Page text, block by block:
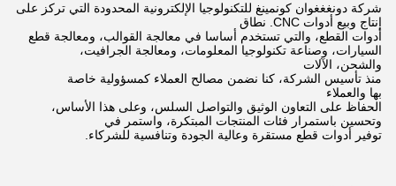
شركة دونغغغوان كونمينغ للتكنولوجيا الإلكترونية المحدودة التي تركز على
إنتاج وبيع أدوات CNC.
نطاق
أدوات القطع، والتي تستخدم أساسا في معالجة القوالب، ومعالجة قطع
السيارات، وصناعة تكنولوجيا المعلومات، ومعالجة الجرافيت،
والشحن، الآلات
منذ تأسيس الشركة، كنا نضمن مصالح العملاء كمسؤولية خاصة
بها والعملاء
الحفاظ على التعاون الوثيق والتواصل السلس، وعلى هذا الأساس،
وتحسين باستمرار فئات المنتجات المبتكرة، واستمر في
توفير أدوات قطع مستقرة وعالية الجودة وتنافسية للشركاء.